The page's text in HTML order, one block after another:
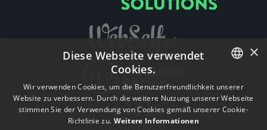
ENGLISH
FRENCH
×
Diese Webseite verwendet
Cookies.
Wir verwenden Cookies, um die Benutzerfreundlichkeit unserer
Website zu verbessern. Durch die weitere Nutzung unserer Webseite
stimmen Sie der Verwendung von Cookies gemäß unserer Cookie-
Richtlinie zu. Weitere Informationen